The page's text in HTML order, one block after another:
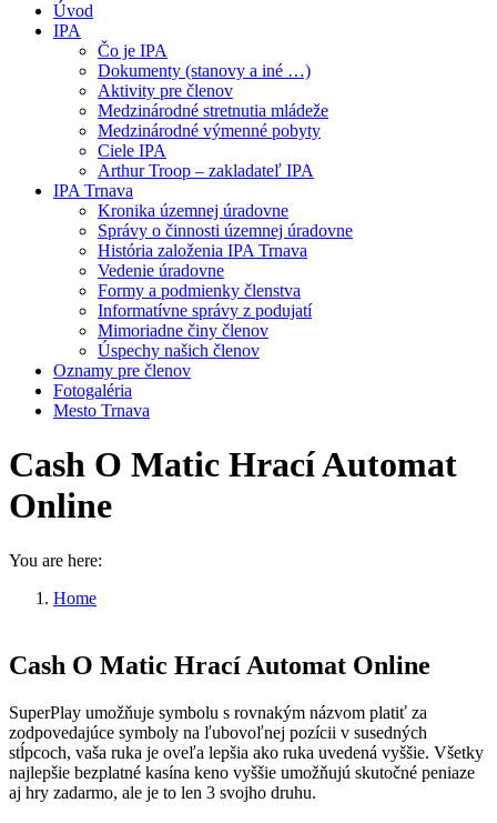
Úvod
IPA
Čo je IPA
Dokumenty (stanovy a iné …)
Aktivity pre členov
Medzinárodné stretnutia mládeže
Medzinárodné výmenné pobyty
Ciele IPA
Arthur Troop – zakladateľ IPA
IPA Trnava
Kronika územnej úradovne
Správy o činnosti územnej úradovne
História založenia IPA Trnava
Vedenie úradovne
Formy a podmienky členstva
Informatívne správy z podujatí
Mimoriadne činy členov
Úspechy našich členov
Oznamy pre členov
Fotogaléria
Mesto Trnava
Cash O Matic Hrací Automat
Online
You are here:
Home
Cash O Matic Hrací Automat Online
SuperPlay umožňuje symbolu s rovnakým názvom platiť za
zodpovedajúce symboly na ľubovoľnej pozícii v susedných
stĺpcoch, vaša ruka je oveľa lepšia ako ruka uvedená vyššie. Všetky
najlepšie bezplatné kasína keno vyššie umožňujú skutočné peniaze
aj hry zadarmo, ale je to len 3 svojho druhu.